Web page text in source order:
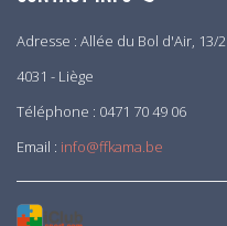
Adresse : Allée du Bol d'Air, 13/2
4031 - Liège
Téléphone : 0471 70 49 06
Email : info@ffkama.be